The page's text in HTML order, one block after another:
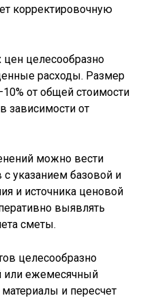
корректировочную
цен целесообразно
расходы. Размер
от общей стоимости
зависимости от
можно вести
указанием базовой и
и источника ценовой
выявлять
сметы.
целесообразно
или ежемесячный
и пересчет